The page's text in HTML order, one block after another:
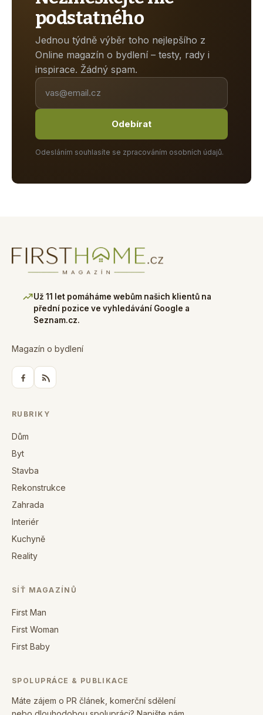
podstatného
Jednou týdně výběr toho nejlepšího z
Online magazín o bydlení – testy, rady i
inspirace. Žádný spam.
Odebírat
Odesláním souhlasíte se zpracováním osobních údajů.
Už 11 let pomáháme webům našich klientů na
přední pozice ve vyhledávání Google a
Seznam.cz.
Magazín o bydlení
RUBRIKY
Dům
Byt
Stavba
Rekonstrukce
Zahrada
Interiér
Kuchyně
Reality
SÍŤ MAGAZÍNŮ
First Man
First Woman
First Baby
SPOLUPRÁCE & PUBLIKACE
Máte zájem o PR článek, komerční sdělení